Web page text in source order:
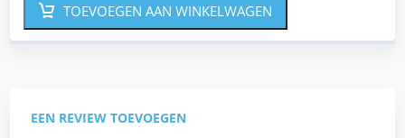
TOEVOEGEN AAN WINKELWAGEN
EEN REVIEW TOEVOEGEN